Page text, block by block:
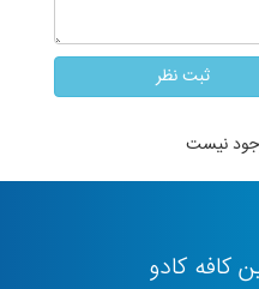
نیست
کافه کادو